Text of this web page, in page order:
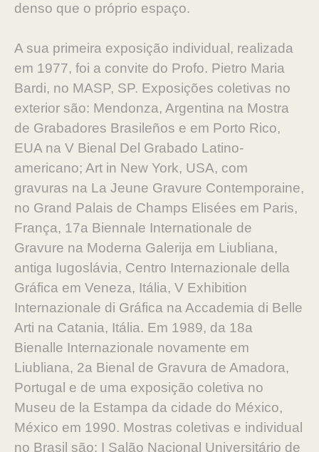
denso que o próprio espaço.
A sua primeira exposição individual, realizada
em 1977, foi a convite do Profo. Pietro Maria
Bardi, no MASP, SP. Exposições coletivas no
exterior são: Mendonza, Argentina na Mostra
de Grabadores Brasileños e em Porto Rico,
EUA na V Bienal Del Grabado Latino-
americano; Art in New York, USA, com
gravuras na La Jeune Gravure Contemporaine,
no Grand Palais de Champs Elisées em Paris,
França, 17a Biennale Internationale de
Gravure na Moderna Galerija em Liubliana,
antiga Iugoslávia, Centro Internazionale della
Gráfica em Veneza, Itália, V Exhibition
Internazionale di Gráfica na Accademia di Belle
Arti na Catania, Itália. Em 1989, da 18a
Bienalle Internazionale novamente em
Liubliana, 2a Bienal de Gravura de Amadora,
Portugal e de uma exposição coletiva no
Museu de la Estampa da cidade do México,
México em 1990. Mostras coletivas e individual
no Brasil são: I Salão Nacional Universitário de